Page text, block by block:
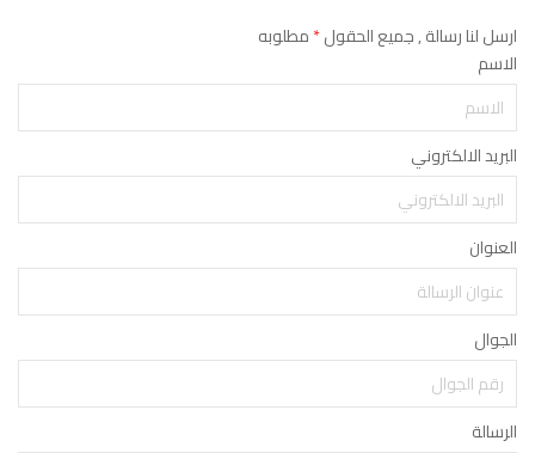
ارسل لنا رسالة , جميع الحقول*مطلوبه
الاسم
البريد الالكتروني
العنوان
الجوال
الرسالة